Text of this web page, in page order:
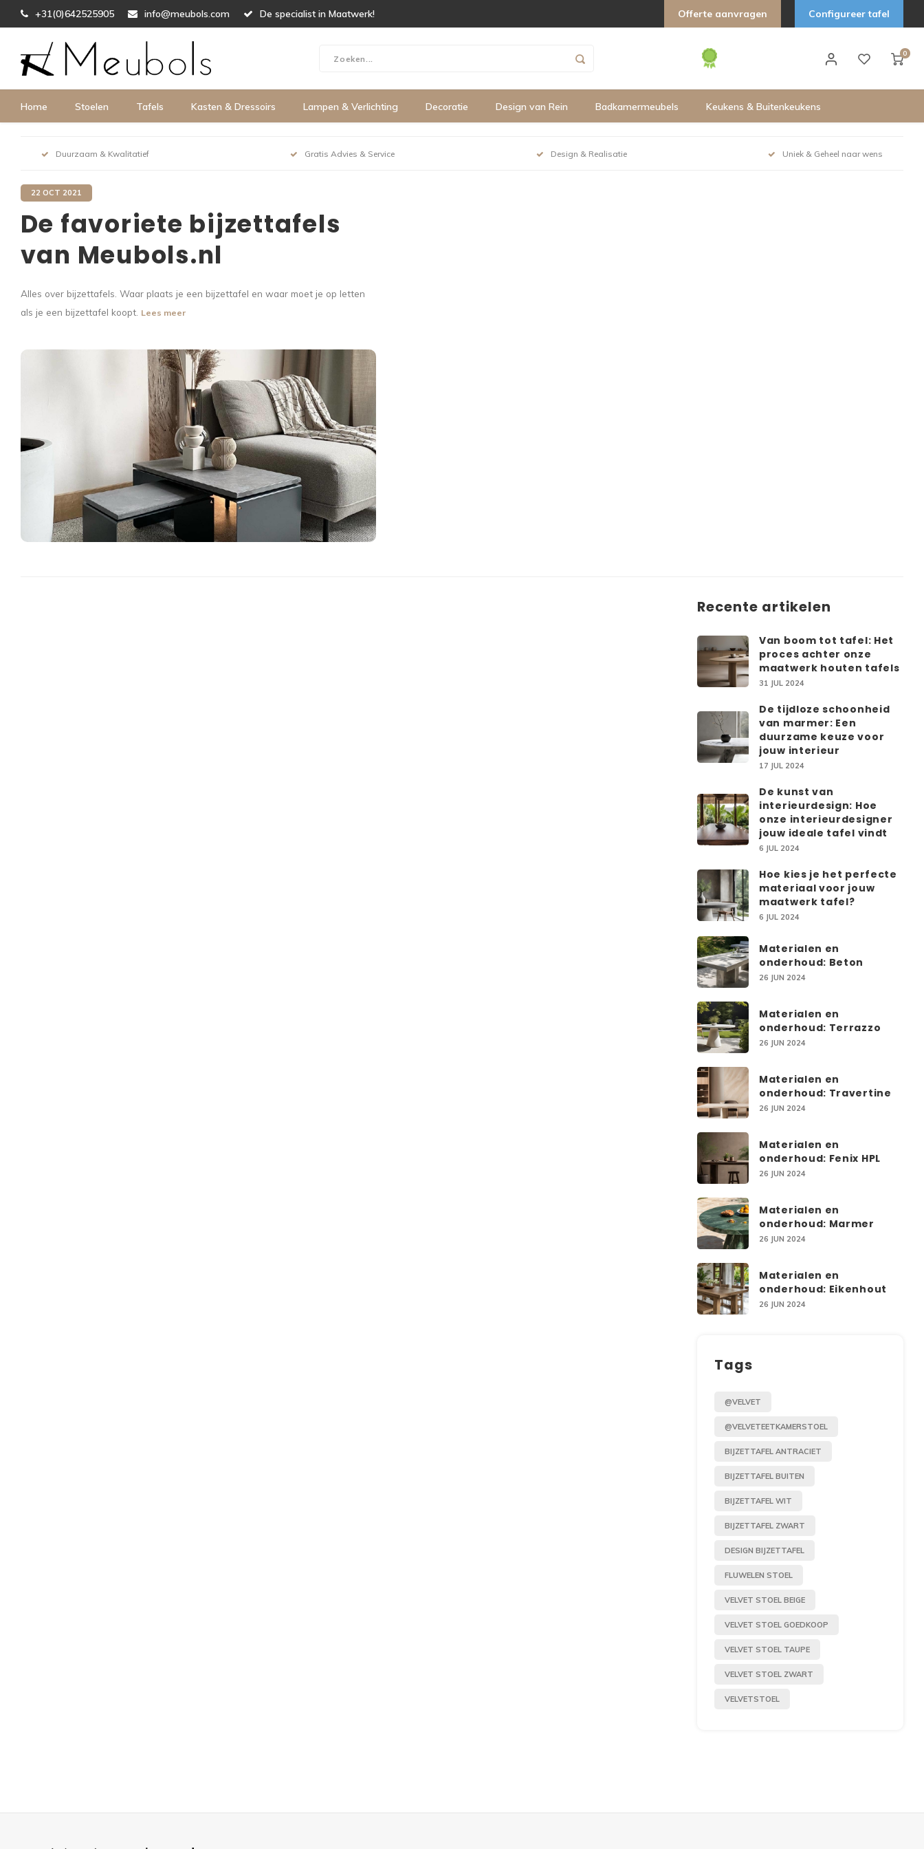
+31(0)642525905 info@meubols.com De specialist in Maatwerk! Offerte aanvragen Configureer tafel
0
Home Stoelen Tafels Kasten & Dressoirs Lampen & Verlichting Decoratie Design van Rein Badkamermeubels Keukens & Buitenkeukens
Duurzaam & Kwalitatief Gratis Advies & Service Design & Realisatie Uniek & Geheel naar wens
22 OCT 2021
De favoriete bijzettafels
van Meubols.nl
Alles over bijzettafels. Waar plaats je een bijzettafel en waar moet je op letten
als je een bijzettafel koopt. Lees meer
Recente artikelen
Van boom tot tafel: Het
proces achter onze
maatwerk houten tafels
31 JUL 2024
De tijdloze schoonheid
van marmer: Een
duurzame keuze voor
jouw interieur
17 JUL 2024
De kunst van
interieurdesign: Hoe
onze interieurdesigner
jouw ideale tafel vindt
6 JUL 2024
Hoe kies je het perfecte
materiaal voor jouw
maatwerk tafel?
6 JUL 2024
Materialen en
onderhoud: Beton
26 JUN 2024
Materialen en
onderhoud: Terrazzo
26 JUN 2024
Materialen en
onderhoud: Travertine
26 JUN 2024
Materialen en
onderhoud: Fenix HPL
26 JUN 2024
Materialen en
onderhoud: Marmer
26 JUN 2024
Materialen en
onderhoud: Eikenhout
26 JUN 2024
Tags
@VELVET
@VELVETEETKAMERSTOEL
BIJZETTAFEL ANTRACIET
BIJZETTAFEL BUITEN
BIJZETTAFEL WIT
BIJZETTAFEL ZWART
DESIGN BIJZETTAFEL
FLUWELEN STOEL
VELVET STOEL BEIGE
VELVET STOEL GOEDKOOP
VELVET STOEL TAUPE
VELVET STOEL ZWART
VELVETSTOEL